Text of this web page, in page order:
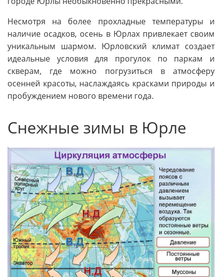
Несмотря на более прохладные температуры и
наличие осадков, осень в Юрлах привлекает своим
уникальным шармом. Юрловский климат создает
идеальные условия для прогулок по паркам и
скверам, где можно погрузиться в атмосферу
осенней красоты, наслаждаясь красками природы и
пробуждением нового времени года.
Снежные зимы в Юрле